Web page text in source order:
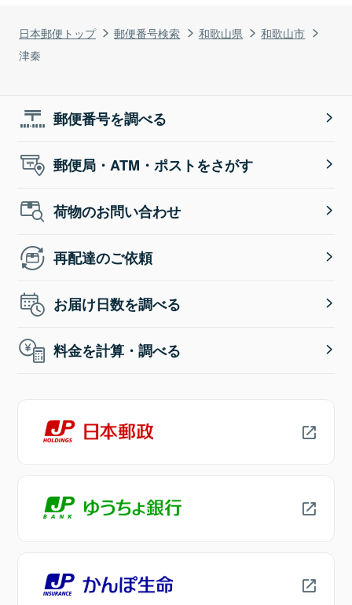
日本郵便トップ 郵便番号検索 和歌山県
和歌山市
津秦
郵便番号を調べる
郵便局・ATM・ポストをさがす
荷物のお問い合わせ
再配達のご依頼
お届け日数を調べる
料金を計算・調べる